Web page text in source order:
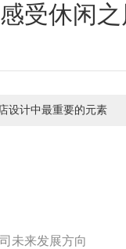
休闲之风
计中最重要的元素
司未来发展方向